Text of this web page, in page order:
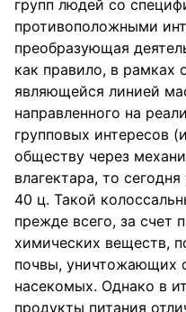
групп людей со
противоположными
преобразующая
как правило, в рамках
являющейся линией
направленного на
групповых интересов
обществу через
влагектара, то
40 ц. Такой
прежде всего, за счет
химических веществ,
почвы, уничтожающих
насекомых. Однако в
продукты питания